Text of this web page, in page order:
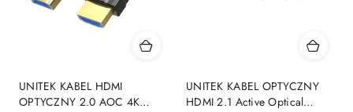
UNITEK KABEL HDMI
OPTYCZNY 2.0 AOC 4K
UNITEK KABEL OPTYCZNY
HDMI 2.1 Active Optical